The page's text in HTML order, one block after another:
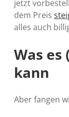
jetzt
dem Preis
alles auch
Was
kann
Aber fangen